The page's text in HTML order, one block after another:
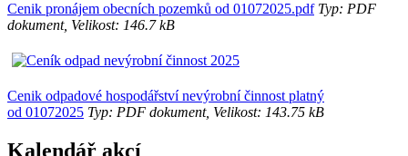
Cenik pronájem obecních pozemků od 01072025.pdfTyp: PDF
dokument, Velikost: 146.7 kB
Cenik odpadové hospodářství nevýrobní činnost platný
od 01072025 Typ: PDF dokument, Velikost: 143.75 kB
Kalendář akcí